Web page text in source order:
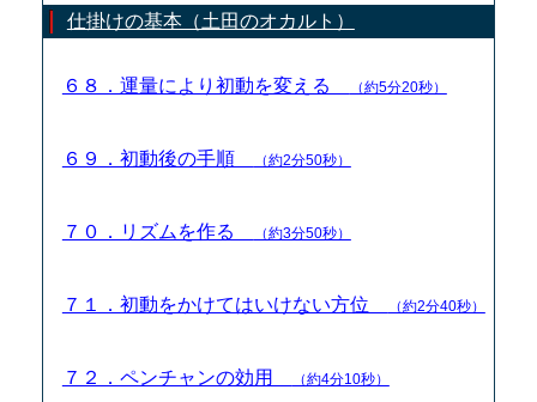
仕掛けの基本（土田のオカルト）
６８．運量により初動を変える （約5分20秒）
６９．初動後の手順 （約2分50秒）
７０．リズムを作る （約3分50秒）
７１．初動をかけてはいけない方位 （約2分40秒）
７２．ペンチャンの効用 （約4分10秒）